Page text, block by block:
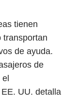
tienen
transportan
de ayuda.
de
el
UU. detalla